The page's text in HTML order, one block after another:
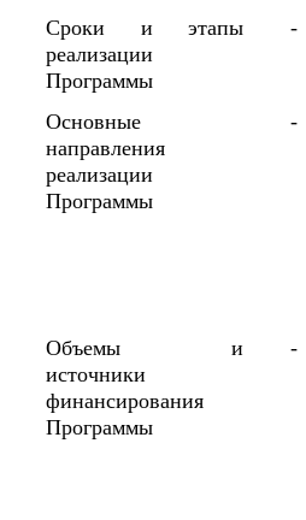
Сроки и этапы
реализации
Программы
-
Основные
направления
реализации
Программы
-
Объемы и
источники
финансирования
Программы
-